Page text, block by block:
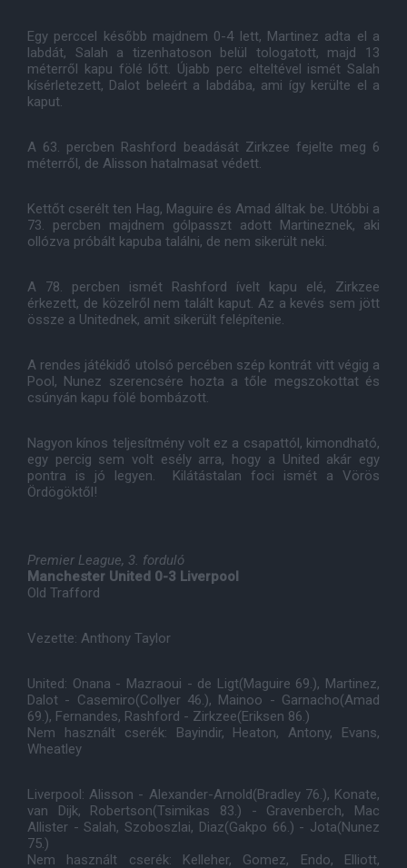
Egy perccel később majdnem 0-4 lett, Martinez adta el a
labdát, Salah a tizenhatoson belül tologatott, majd 13
méterről kapu fölé lőtt. Újabb perc elteltével ismét Salah
kísérletezett, Dalot beleért a labdába, ami így kerülte el a
kaput.
A 63. percben Rashford beadását Zirkzee fejelte meg 6
méterről, de Alisson hatalmasat védett.
Kettőt cserélt ten Hag, Maguire és Amad álltak be. Utóbbi a
73. percben majdnem gólpasszt adott Martineznek, aki
ollózva próbált kapuba találni, de nem sikerült neki.
A 78. percben ismét Rashford ívelt kapu elé, Zirkzee
érkezett, de közelről nem talált kaput. Az a kevés sem jött
össze a Unitednek, amit sikerült felépítenie.
A rendes játékidő utolsó percében szép kontrát vitt végig a
Pool, Nunez szerencsére hozta a tőle megszokottat és
csúnyán kapu fölé bombázott.
Nagyon kínos teljesítmény volt ez a csapattól, kimondható,
egy percig sem volt esély arra, hogy a United akár egy
pontra is jó legyen. Kilátástalan foci ismét a Vörös
Ördögöktől!
Premier League, 3. forduló
Manchester United 0-3 Liverpool
Old Trafford
Vezette: Anthony Taylor
United: Onana - Mazraoui - de Ligt(Maguire 69.), Martinez,
Dalot - Casemiro(Collyer 46.), Mainoo - Garnacho(Amad
69.), Fernandes, Rashford - Zirkzee(Eriksen 86.)
Nem használt cserék: Bayindir, Heaton, Antony, Evans,
Wheatley
Liverpool: Alisson - Alexander-Arnold(Bradley 76.), Konate,
van Dijk, Robertson(Tsimikas 83.) - Gravenberch, Mac
Allister - Salah, Szoboszlai, Diaz(Gakpo 66.) - Jota(Nunez
75.)
Nem használt cserék: Kelleher, Gomez, Endo, Elliott,